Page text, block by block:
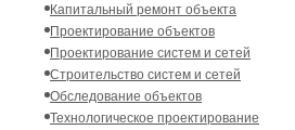
Капитальный ремонт объекта
Проектирование объектов
Проектирование систем и сетей
Строительство систем и сетей
Обследование объектов
Технологическое проектирование